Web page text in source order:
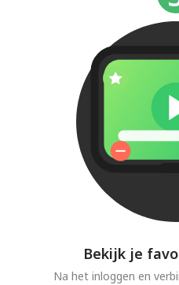
Bekijk je
Na het inloggen en